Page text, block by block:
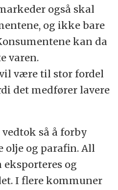
også skal
og ikke bare
kan da
varen.
være til stor fordel
det medfører lavere
så å forby
olje og parafin. All
og
I flere kommuner